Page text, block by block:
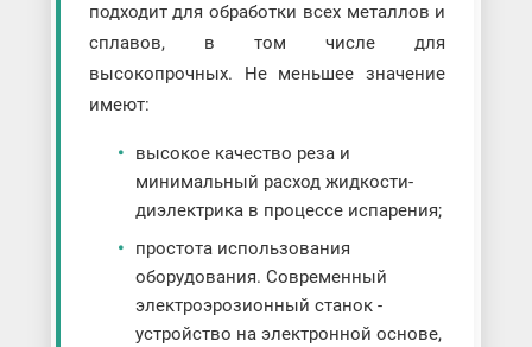
подходит для обработки всех металлов и
сплавов, в том числе для
высокопрочных. Не меньшее значение
имеют:
высокое качество реза и
минимальный расход жидкости-
диэлектрика в процессе испарения;
простота использования
оборудования. Современный
электроэрозионный станок -
устройство на электронной основе,